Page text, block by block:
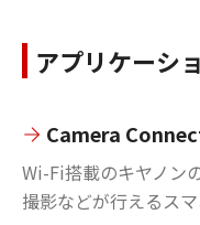
アプリケーシ
Camera
Wi-Fi搭載のキヤノン
撮影などが行えるスマ